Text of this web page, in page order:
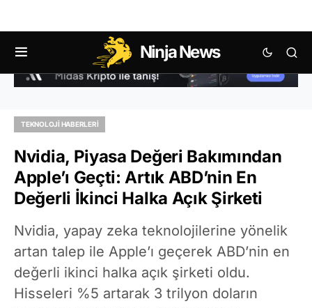
Ninja News
TEKNOLOJI HABERLERI
Nvidia, Piyasa Değeri Bakımından
Apple’ı Geçti: Artık ABD’nin En
Değerli İkinci Halka Açık Şirketi
Nvidia, yapay zeka teknolojilerine yönelik
artan talep ile Apple’ı geçerek ABD’nin en
değerli ikinci halka açık şirketi oldu.
Hisseleri %5 artarak 3 trilyon doların